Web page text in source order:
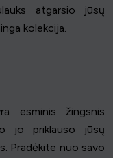
atgarsio jūsų
kolekcija.
esminis žingsnis
jo priklauso jūsų
Pradėkite nuo savo